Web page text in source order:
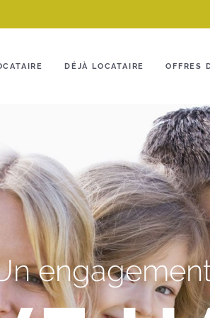
DÉJÀ LOCATAIRE OFFRES